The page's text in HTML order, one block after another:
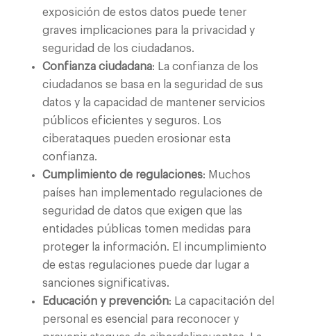
exposición de estos datos puede tener
graves implicaciones para la privacidad y
seguridad de los ciudadanos.
Confianza ciudadana: La confianza de los
ciudadanos se basa en la seguridad de sus
datos y la capacidad de mantener servicios
públicos eficientes y seguros. Los
ciberataques pueden erosionar esta
confianza.
Cumplimiento de regulaciones: Muchos
países han implementado regulaciones de
seguridad de datos que exigen que las
entidades públicas tomen medidas para
proteger la información. El incumplimiento
de estas regulaciones puede dar lugar a
sanciones significativas.
Educación y prevención: La capacitación del
personal es esencial para reconocer y